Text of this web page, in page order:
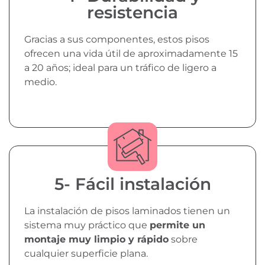
resistencia
Gracias a sus componentes, estos pisos
ofrecen una vida útil de aproximadamente 15
a 20 años; ideal para un tráfico de ligero a
medio.
5- Fácil instalación
La instalación de pisos laminados tienen un
sistema muy práctico que permite un
montaje muy limpio y rápido sobre
cualquier superficie plana.